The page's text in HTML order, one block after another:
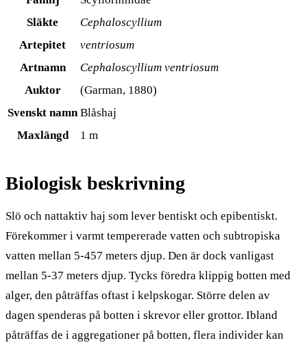
Släkte
Cephaloscyllium
Artepitet
ventriosum
Artnamn
Cephaloscyllium ventriosum
Auktor
(Garman, 1880)
Svenskt namn Blåshaj
Maxlängd
1 m
Biologisk beskrivning
Slö och nattaktiv haj som lever bentiskt och epibentiskt.
Förekommer i varmt tempererade vatten och subtropiska
vatten mellan 5-457 meters djup. Den är dock vanligast
mellan 5-37 meters djup. Tycks föredra klippig botten med
alger, den påträffas oftast i kelpskogar. Större delen av
dagen spenderas på botten i skrevor eller grottor. Ibland
påträffas de i aggregationer på botten, flera individer kan